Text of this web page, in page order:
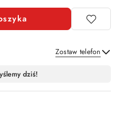
Zostaw telefon
dziś!